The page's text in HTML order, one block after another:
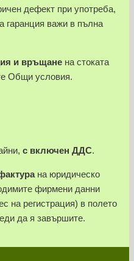
дефект при употреба,
гаранция важи в пълна
и връщане на стоката
Общи условия.
с включен ДДС.
на юридическо
фирмени данни
на регистрация) в полето
да я завършите.